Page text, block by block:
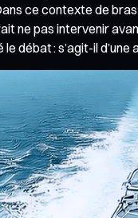
ce contexte de
ne pas intervenir
débat : s’agit-il